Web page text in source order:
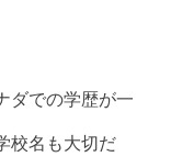
ダでの学歴が一
校名も大切だ